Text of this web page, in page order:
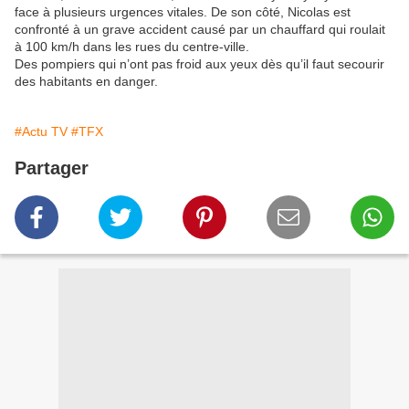
face à plusieurs urgences vitales. De son côté, Nicolas est
confronté à un grave accident causé par un chauffard qui roulait
à 100 km/h dans les rues du centre-ville.
Des pompiers qui n’ont pas froid aux yeux dès qu’il faut secourir
des habitants en danger.
#Actu TV #TFX
Partager